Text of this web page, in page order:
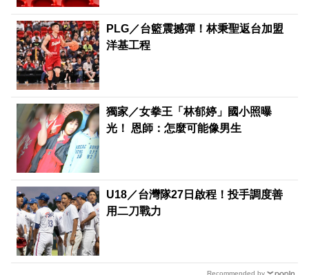
PLG／台籃震撼彈！林秉聖返台加盟
洋基工程
獨家／女拳王「林郁婷」國小照曝
光！ 恩師：怎麼可能像男生
U18／台灣隊27日啟程！投手調度善
用二刀戰力